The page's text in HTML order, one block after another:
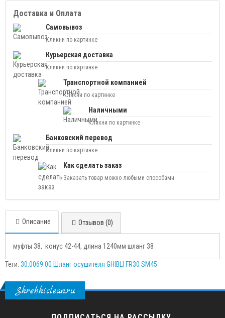
Доставка и Оплата
Самовывоз
Кликни по картинке
Курьерская доставка
Кликни по картинке
Транспортной компанией
Кликни по картинке
Наличными
Кликни по картинке
Банковский перевод
Кликни по картинке
Как сделать заказ
Заказать товар можно любыми способами
Описание Отзывов (0)
муфты 38, конус 42-44, длина 1240мм шланг 38
Теги: 30.0069.00 Шланг осушителя GHIBLI FR30 SM45
Skrebkiclean.ru